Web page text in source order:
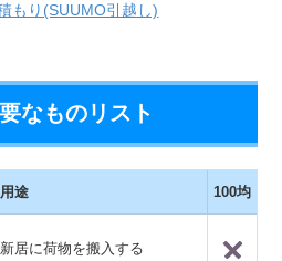
もり(SUUMO引越し)
なものリスト
用途 100均
新居に荷物を搬入する